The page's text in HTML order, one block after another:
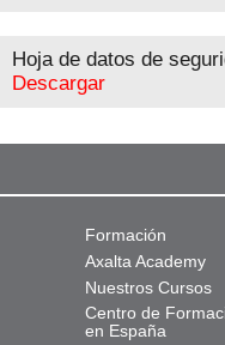
Hoja de datos de
Descargar
Formación
Axalta Academy
Nuestros Cursos
Centro de
en España